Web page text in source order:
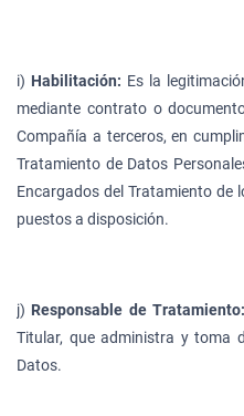
i) Habilitación: Es la
mediante contrato o
Compañía a terceros, en
Tratamiento de Datos
Encargados del Tratamiento de
puestos a disposición.
j) Responsable de Tratamiento:
Titular, que administra y toma
Datos.